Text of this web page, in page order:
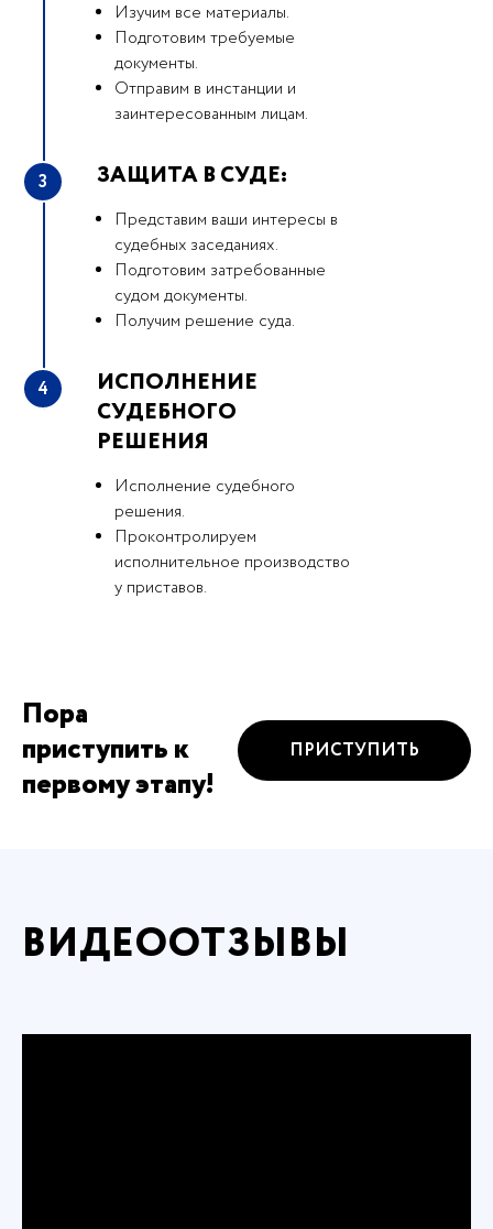
Изучим все материалы.
Подготовим требуемые
документы.
Отправим в инстанции и
заинтересованным лицам.
3 ЗАЩИТА В СУДЕ:
Представим ваши интересы в
судебных заседаниях.
Подготовим затребованные
судом документы.
Получим решение суда.
4
ИСПОЛНЕНИЕ
СУДЕБНОГО
РЕШЕНИЯ
Исполнение судебного
решения.
Проконтролируем
исполнительное производство
у приставов.
Пора
приступить к
первому этапу!
ПРИСТУПИТЬ
ВИДЕООТЗЫВЫ